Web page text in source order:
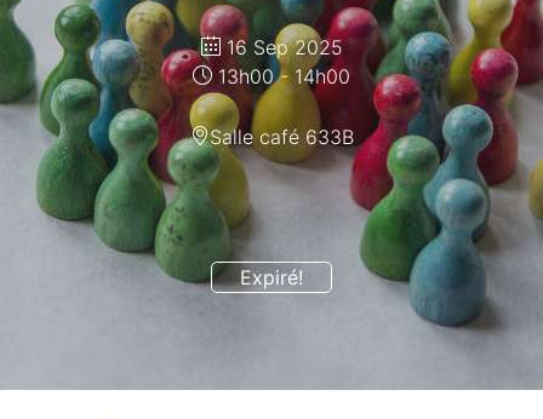
16 Sep 2025
Expiré!
13h00 - 14h00
Salle café 633B